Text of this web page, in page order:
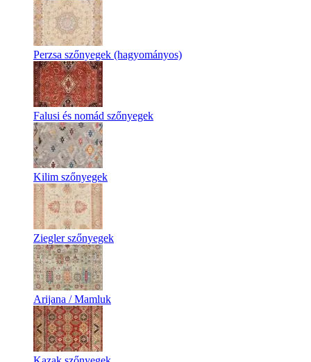
Perzsa szőnyegek (hagyományos)
Falusi és nomád szőnyegek
Kilim szőnyegek
Ziegler szőnyegek
Arijana / Mamluk